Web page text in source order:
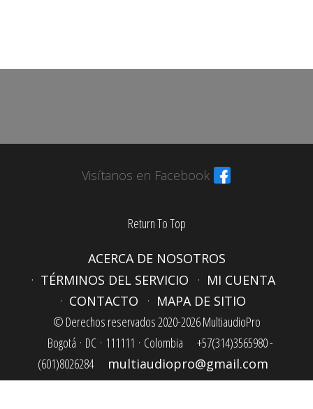
Visítanos en Facebook
Return To Top
ACERCA DE NOSOTROS
TÉRMINOS DEL SERVICIO
MI CUENTA
CONTACTO
MAPA DE SITIO
© Derechos reservados 2020-2026 MultiaudioPro
Bogotá · DC · 111111 · Colombia
+57(314)3565980 -
(601)8026284
multiaudiopro@gmail.com